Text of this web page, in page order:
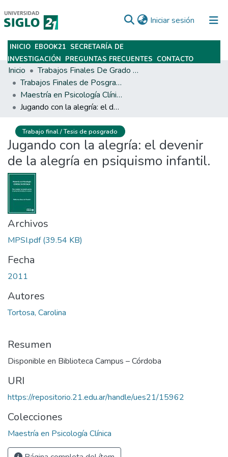
Iniciar sesión (current)
Subir
INICIO EBOOK21 SECRETARÍA DE
INVESTIGACIÓN PREGUNTAS FRECUENTES CONTACTO
Inicio
Trabajos Finales De Grado Y Posgrado
Trabajos Finales de Posgrados y Maestrías
Maestría en Psicología Clínica
Jugando con la alegría: el devenir de la alegría en psiquismo infantil.
Trabajo final / Tesis de posgrado
Jugando con la alegría: el devenir
de la alegría en psiquismo infantil.
Archivos
MPSI.pdf(39.54 KB)
Fecha
2011
Autores
Tortosa, Carolina
Resumen
Disponible en Biblioteca Campus – Córdoba
URI
https://repositorio.21.edu.ar/handle/ues21/15962
Colecciones
Maestría en Psicología Clínica